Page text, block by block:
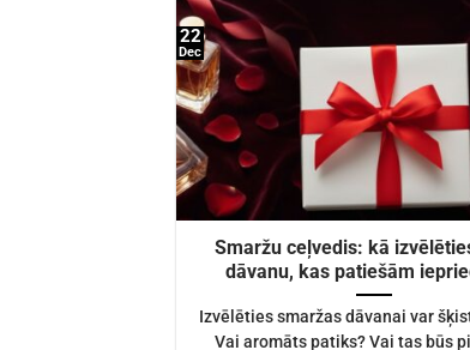
Smaržu ceļvedis: kā
dāvanu, kas patiešām
Izvēlēties smaržas dāvanai var
Vai aromāts patiks? Vai tas būs
22
Dec